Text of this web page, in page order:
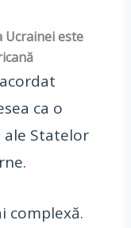
Ucrainei este
ca o
Statelor
complexă.